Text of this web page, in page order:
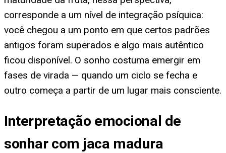
corresponde a um nível de integração psíquica:
você chegou a um ponto em que certos padrões
antigos foram superados e algo mais autêntico
ficou disponível. O sonho costuma emergir em
fases de virada — quando um ciclo se fecha e
outro começa a partir de um lugar mais consciente.
Interpretação emocional de
sonhar com jaca madura